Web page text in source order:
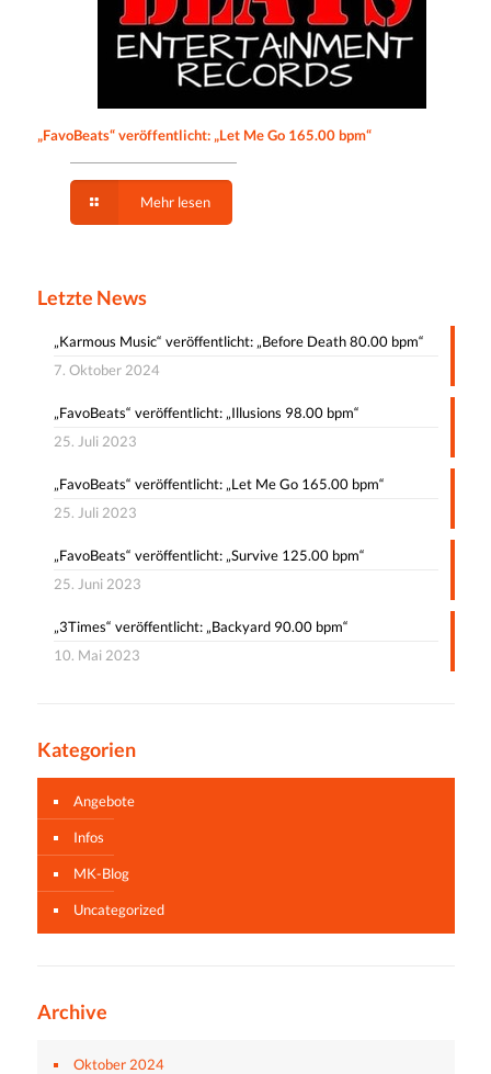
„FavoBeats“ veröffentlicht: „Let Me Go 165.00 bpm“
Mehr lesen
Letzte News
„Karmous Music“ veröffentlicht: „Before Death 80.00 bpm“
7. Oktober 2024
„FavoBeats“ veröffentlicht: „Illusions 98.00 bpm“
25. Juli 2023
„FavoBeats“ veröffentlicht: „Let Me Go 165.00 bpm“
25. Juli 2023
„FavoBeats“ veröffentlicht: „Survive 125.00 bpm“
25. Juni 2023
„3Times“ veröffentlicht: „Backyard 90.00 bpm“
10. Mai 2023
Kategorien
Angebote
Infos
MK-Blog
Uncategorized
Archive
Oktober 2024